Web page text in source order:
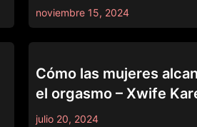
noviembre 15, 2024
Cómo las mujeres
el orgasmo – Xwife
julio 20, 2024